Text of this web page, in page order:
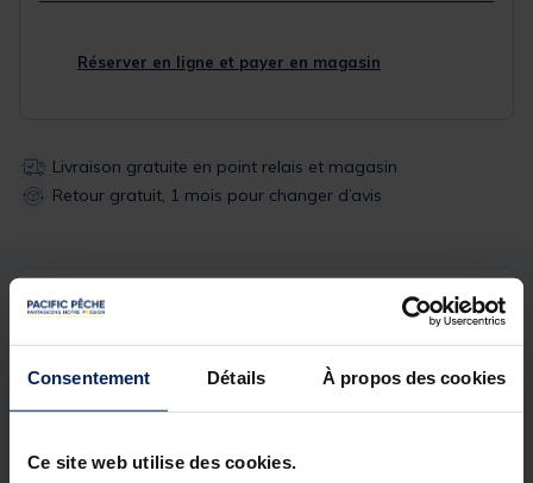
Consentement Détails À propos des cookies
Ce site web utilise des cookies.
Réserver en ligne et payer en magasin
Livraison gratuite en point relais et magasin
Retour gratuit, 1 mois pour changer d’avis
Description & détails